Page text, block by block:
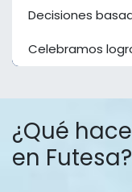
Decisiones
Celebramos
¿Qué
en Futesa?